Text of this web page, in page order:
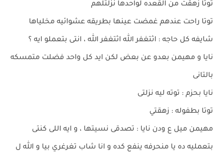
توتا زهقت من القعده لواحدها نزلتلهم
توتا راحت عندهم غمضت عينها بطريقه عشوائيه مخلياها
شايفه كل حاجه : اثتغفر الله اثتغفر الله ، انتى بتعملو ايه ؟
نايا و مهيمن بعدو عن بعض لكن ايد كل واحد فضلت متمسكه
بالتانى
نايا بحزم : توته ليه نزلتى
توتا بطفوله : زهقتي
مهيمن ميل ع ودن نايا : تصدقى نسيتها ، و ايه اللى كنتى
بتعمليه ده يا منحرفه ينفع كده و انا شاب تغرغري بيا و الله ل